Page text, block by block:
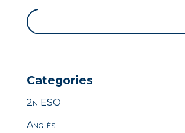
Categories
2n ESO
Anglès